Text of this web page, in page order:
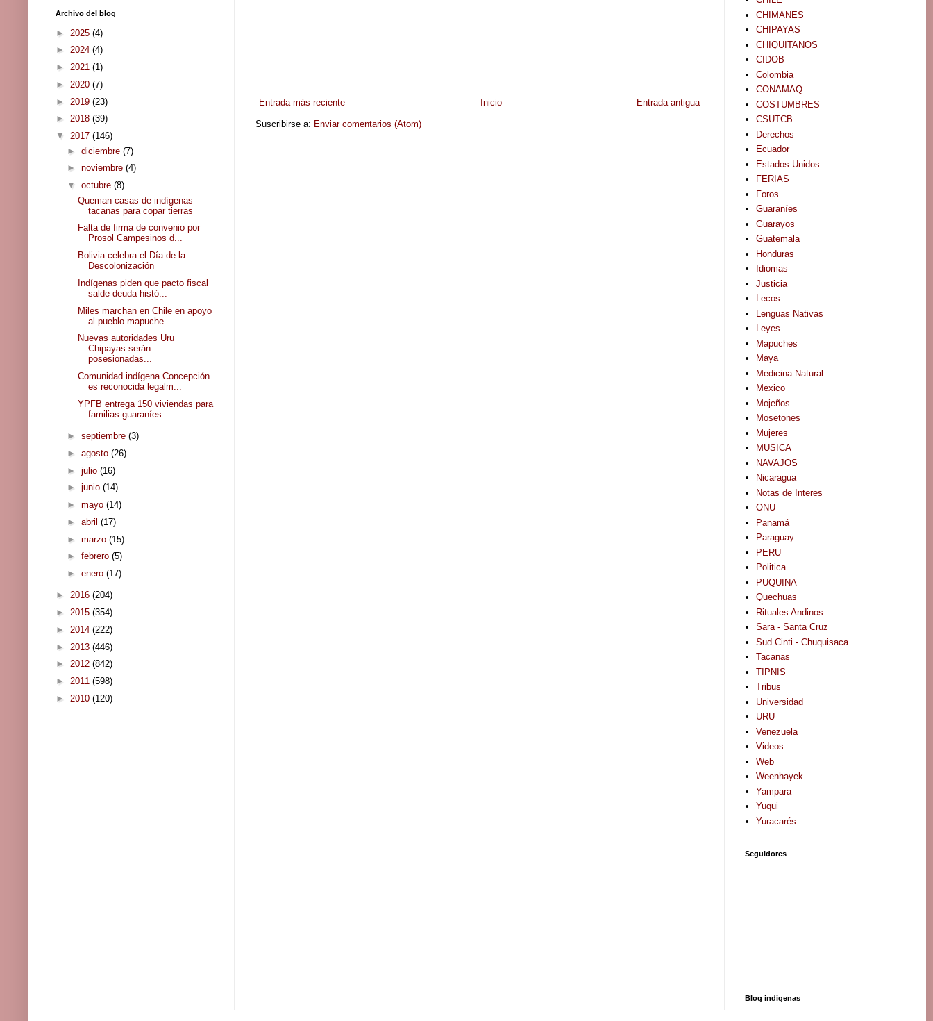
Entrada más reciente Entrada antigua
Inicio
Suscribirse a: Enviar comentarios (Atom)
Archivo del blog
► 2025 (4)
► 2024 (4)
► 2021 (1)
► 2020 (7)
► 2019 (23)
► 2018 (39)
▼ 2017 (146)
► diciembre (7)
► noviembre (4)
▼ octubre (8)
Queman casas de indígenas
tacanas para copar tierras
Falta de firma de convenio por
Prosol Campesinos d...
Bolivia celebra el Día de la
Descolonización
Indígenas piden que pacto fiscal
salde deuda histó...
Miles marchan en Chile en apoyo
al pueblo mapuche
Nuevas autoridades Uru
Chipayas serán
posesionadas...
Comunidad indígena Concepción
es reconocida legalm...
YPFB entrega 150 viviendas para
familias guaraníes
► septiembre (3)
► agosto (26)
► julio (16)
► junio (14)
► mayo (14)
► abril (17)
► marzo (15)
► febrero (5)
► enero (17)
► 2016 (204)
► 2015 (354)
► 2014 (222)
► 2013 (446)
► 2012 (842)
► 2011 (598)
► 2010 (120)
CHIMANES
CHIPAYAS
CHIQUITANOS
CIDOB
Colombia
CONAMAQ
COSTUMBRES
CSUTCB
Derechos
Ecuador
Estados Unidos
FERIAS
Foros
Guaraníes
Guarayos
Guatemala
Honduras
Idiomas
Justicia
Lecos
Lenguas Nativas
Leyes
Mapuches
Maya
Medicina Natural
Mexico
Mojeños
Mosetones
Mujeres
MUSICA
NAVAJOS
Nicaragua
Notas de Interes
ONU
Panamá
Paraguay
PERU
Politica
PUQUINA
Quechuas
Rituales Andinos
Sara - Santa Cruz
Sud Cinti - Chuquisaca
Tacanas
TIPNIS
Tribus
Universidad
URU
Venezuela
Videos
Web
Weenhayek
Yampara
Yuqui
Yuracarés
Seguidores
Blog indigenas